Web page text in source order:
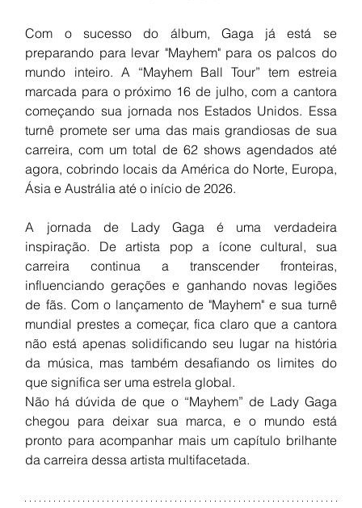
Com o sucesso do álbum, Gaga já está se
preparando para levar "Mayhem" para os palcos do
mundo inteiro. A “Mayhem Ball Tour” tem estreia
marcada para o próximo 16 de julho, com a cantora
começando sua jornada nos Estados Unidos. Essa
turnê promete ser uma das mais grandiosas de sua
carreira, com um total de 62 shows agendados até
agora, cobrindo locais da América do Norte, Europa,
Ásia e Austrália até o início de 2026.
A jornada de Lady Gaga é uma verdadeira
inspiração. De artista pop a ícone cultural, sua
carreira continua a transcender fronteiras,
influenciando gerações e ganhando novas legiões
de fãs. Com o lançamento de "Mayhem" e sua turnê
mundial prestes a começar, fica claro que a cantora
não está apenas solidificando seu lugar na história
da música, mas também desafiando os limites do
que significa ser uma estrela global.
Não há dúvida de que o “Mayhem” de Lady Gaga
chegou para deixar sua marca, e o mundo está
pronto para acompanhar mais um capítulo brilhante
da carreira dessa artista multifacetada.